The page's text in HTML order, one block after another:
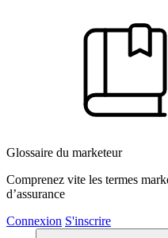
Glossaire du marketeur
Comprenez vite les termes
d’assurance
Connexion S'inscrire